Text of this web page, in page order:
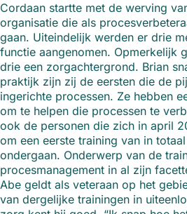
Cordaan startte met de werving
organisatie die als
gaan. Uiteindelijk werden er drie
functie aangenomen. Opmerkelijk
drie een zorgachtergrond. Brian
praktijk zijn zij de eersten die de
ingerichte processen. Ze hebben
om te helpen die processen te
ook de personen die zich in april
om een eerste training van in
ondergaan. Onderwerp van de
procesmanagement in al zijn
Abe geldt als veteraan op het
van dergelijke trainingen in